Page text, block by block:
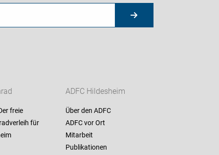
freie
für
ADFC Hildesheim
Über den ADFC
ADFC vor Ort
Mitarbeit
Publikationen